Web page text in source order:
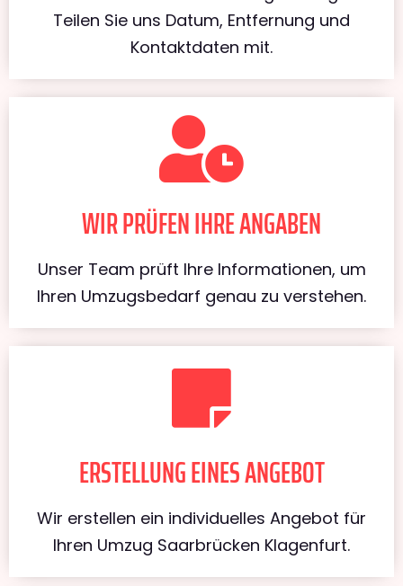
Teilen Sie uns Datum, Entfernung und
Kontaktdaten mit.
WIR PRÜFEN IHRE ANGABEN
Unser Team prüft Ihre Informationen, um
Ihren Umzugsbedarf genau zu verstehen.
ERSTELLUNG EINES ANGEBOT
Wir erstellen ein individuelles Angebot für
Ihren Umzug Saarbrücken Klagenfurt.